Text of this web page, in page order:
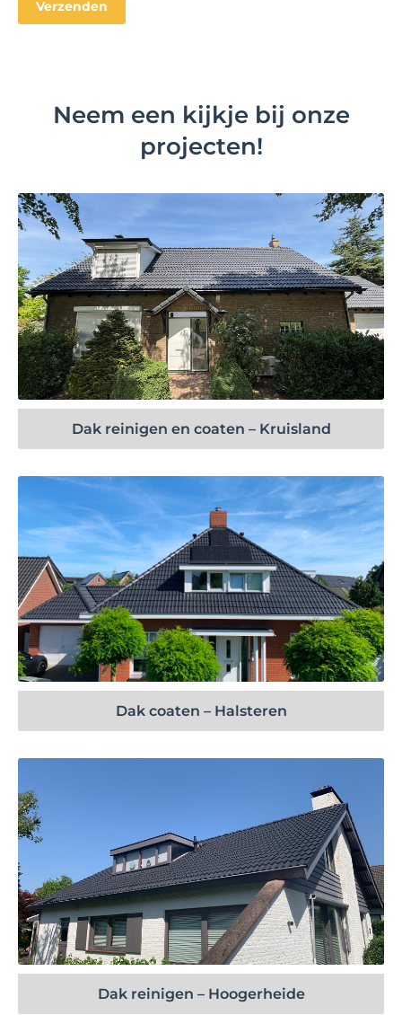
Neem een kijkje bij onze
projecten!
Bekijk project
Dak reinigen en coaten – Kruisland
Bekijk project
Dak coaten – Halsteren
Bekijk project
Dak reinigen – Hoogerheide